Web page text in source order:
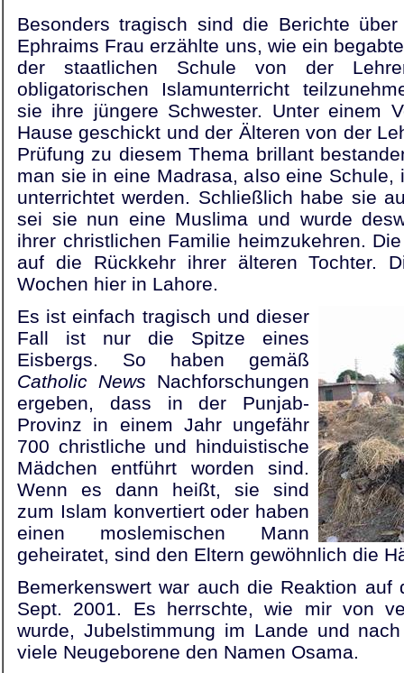
Besonders tragisch sind die Berichte
Ephraims Frau erzählte uns, wie ein
der staatlichen Schule von der
obligatorischen Islamunterricht
sie ihre jüngere Schwester. Unter einem
Hause geschickt und der Älteren von der
Prüfung zu diesem Thema brillant
man sie in eine Madrasa, also eine Schule,
unterrichtet werden. Schließlich habe sie
sei sie nun eine Muslima und wurde
ihrer christlichen Familie heimzukehren.
auf die Rückkehr ihrer älteren Tochter.
Wochen hier in Lahore.
Es ist einfach tragisch und dieser
Fall ist nur die Spitze eines
Eisbergs. So haben gemäß
Catholic News Nachforschungen
ergeben, dass in der Punjab-
Provinz in einem Jahr ungefähr
700 christliche und hinduistische
Mädchen entführt worden sind.
Wenn es dann heißt, sie sind
zum Islam konvertiert oder haben
einen moslemischen Mann
geheiratet, sind den Eltern gewöhnlich die
Bemerkenswert war auch die Reaktion auf
Sept. 2001. Es herrschte, wie mir von
wurde, Jubelstimmung im Lande und
viele Neugeborene den Namen Osama.